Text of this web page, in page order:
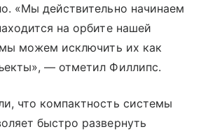
«Мы действительно начинаем
на орбите нашей
можем исключить их как
— отметил Филлипс.
что компактность системы
быстро развернуть